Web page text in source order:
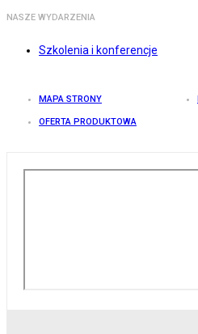
NASZE WYDARZENIA
Szkolenia i konferencje
MAPA STRONY
OFERTA PRODUKTOWA